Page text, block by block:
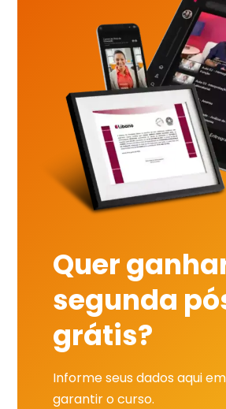
Quer
segunda
grátis?
Informe seus dados aqui
garantir o curso.